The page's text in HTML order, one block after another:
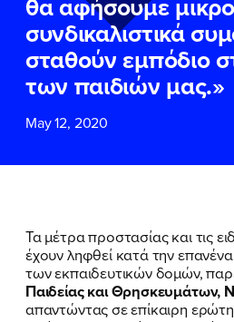
συνδικαλιστικά
σταθούν εμπόδιο
των παιδιών μας.»
May 12, 2020
Τα μέτρα προστασίας και τις
έχουν ληφθεί κατά την
των εκπαιδευτικών δομών,
Παιδείας και Θρησκευμάτων,
απαντώντας σε επίκαιρη
ΕΠΙΘΕΤΟ*
ΤΗΛΕΦΩΝΟ
Δεδομένων
και τους
Χρήσηςτου
Πολιτικού
Νίκης Κεραμέως
ΕΠΙΘΕΤΟ*
ΤΗΛΕΦΩΝΟ
Δεδομένων
και τους
Χρήσηςτου
Πολιτικού
Νίκης Κεραμέως